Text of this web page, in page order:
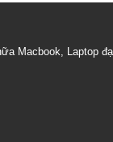
Macbook, Laptop